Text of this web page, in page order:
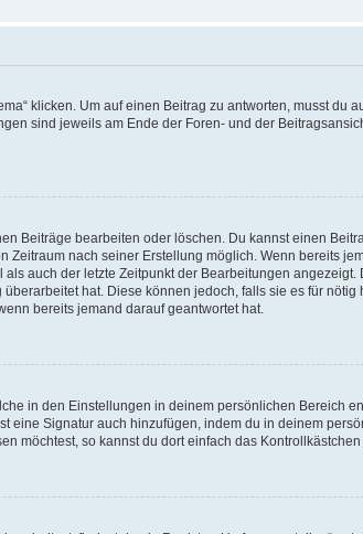
klicken. Um auf einen Beitrag zu antworten, musst du
sind jeweils am Ende der Foren- und der
Beiträge bearbeiten oder löschen. Du kannst einen
nach seiner Erstellung möglich. Wenn bereits
auch der letzte Zeitpunkt der Bearbeitungen
hat. Diese können jedoch, falls sie es für
bereits jemand darauf geantwortet hat.
in den Einstellungen in deinem persönlichen Bereich
eine Signatur auch hinzufügen, indem du in deinem
möchtest, so kannst du dort einfach das